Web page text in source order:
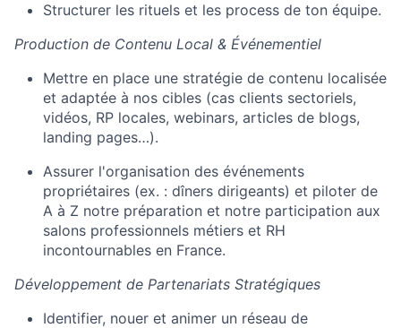
Structurer les rituels et les process de ton équipe.
Production de Contenu Local & Événementiel
Mettre en place une stratégie de contenu localisée
et adaptée à nos cibles (cas clients sectoriels,
vidéos, RP locales, webinars, articles de blogs,
landing pages…).
Assurer l'organisation des événements
propriétaires (ex. : dîners dirigeants) et piloter de
A à Z notre préparation et notre participation aux
salons professionnels métiers et RH
incontournables en France.
Développement de Partenariats Stratégiques
Identifier, nouer et animer un réseau de